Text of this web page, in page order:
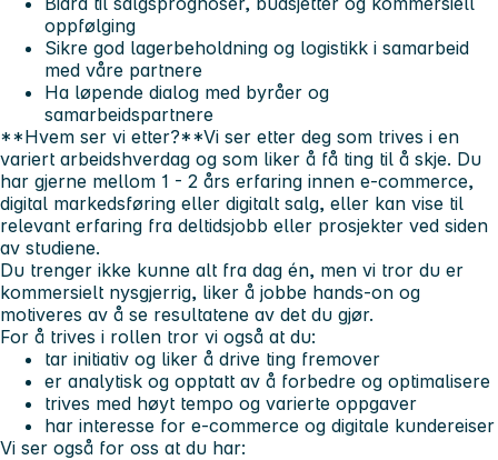
oppfølging
Sikre god lagerbeholdning og logistikk i samarbeid
med våre partnere
Ha løpende dialog med byråer og
samarbeidspartnere
**Hvem ser vi etter?**Vi ser etter deg som trives i en
variert arbeidshverdag og som liker å få ting til å skje. Du
har gjerne mellom 1 - 2 års erfaring innen e-commerce,
digital markedsføring eller digitalt salg, eller kan vise til
relevant erfaring fra deltidsjobb eller prosjekter ved siden
av studiene.
Du trenger ikke kunne alt fra dag én, men vi tror du er
kommersielt nysgjerrig, liker å jobbe hands-on og
motiveres av å se resultatene av det du gjør.
For å trives i rollen tror vi også at du:
tar initiativ og liker å drive ting fremover
er analytisk og opptatt av å forbedre og optimalisere
trives med høyt tempo og varierte oppgaver
har interesse for e-commerce og digitale kundereiser
Vi ser også for oss at du har: